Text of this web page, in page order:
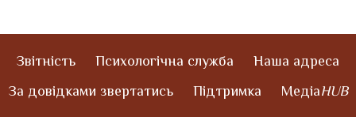
Звітність Психологічна служба
Наша адреса
За довідками звертатись
Підтримка МедіаHUB